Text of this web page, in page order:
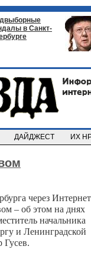
в Санкт-
ДАЙДЖЕСТ ИХ
через Интернет
– об этом на днях
начальника
и Ленинградской
Гусев.